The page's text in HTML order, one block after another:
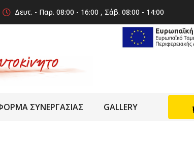
Δευτ. - Παρ. 08:00 - 16:00 , Σάβ. 08:00 - 14:00
ΣΥΝΕΡΓΑΣΙΑΣ GALLERY